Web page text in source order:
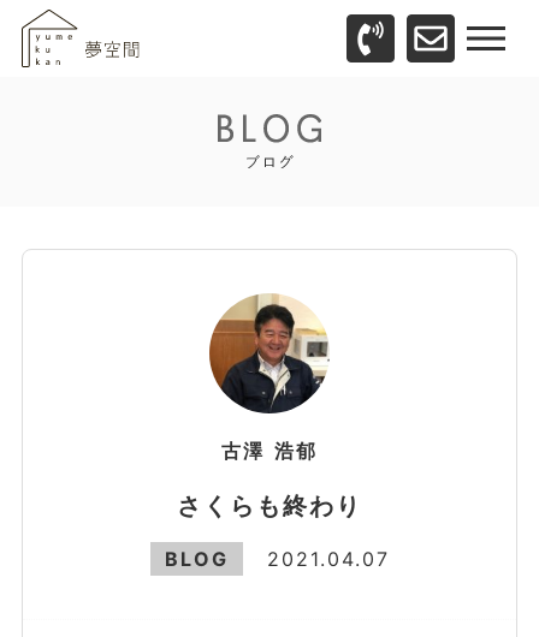
古澤 浩郁
さくらも終わり
BLOG 2021.04.07